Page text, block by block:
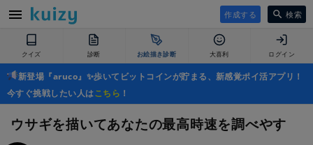
作成する 検索
クイズ 診断 お絵描き診断 大喜利 ログイン
新登場『aruco』✨歩いてビットコインが貯まる、新感覚ポイ活アプリ！
今すぐ挑戦したい人はこちら ！
ウサギを描いてあなたの最高時速を調べやす